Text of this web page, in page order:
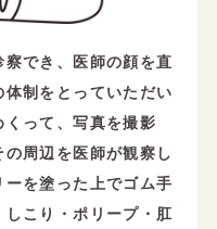
察でき、医師の顔を直
制をとっていただい
って、写真を撮影
周辺を医師が観察し
を塗った上でゴム手
こり・ポリープ・肛